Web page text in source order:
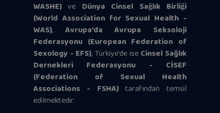
WASHE) ve Dünya Cinsel Sağlık Birliği
(World Association for Sexual Health -
WAS), Avrupa’da Avrupa Seksoloji
Federasyonu (European Federation of
Sexology - EFS), Türkiye’de ise Cinsel Sağlık
Dernekleri Federasyonu - CİSEF
(Federation of Sexual Health
Associations - FSHA)tarafından temsil
edilmektedir.